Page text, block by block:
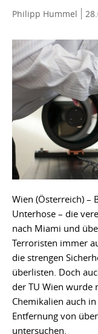
Philipp Hummel
Wien (Österreich) –
Unterhose – die
nach Miami und
Terroristen immer
die strengen
überlisten. Doch
der TU Wien wurde
Chemikalien auch
Entfernung von
untersuchen.